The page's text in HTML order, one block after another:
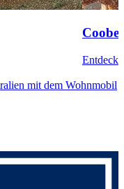
mit dem Wohnmobil